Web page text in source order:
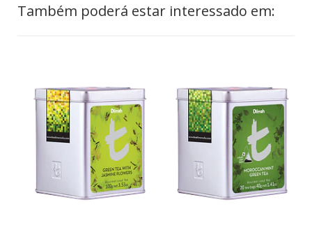
Também poderá estar interessado em: